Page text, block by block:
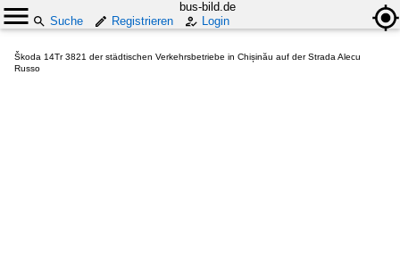
bus-bild.de
Suche
Registrieren Login
Škoda 14Tr 3821 der städtischen Verkehrsbetriebe in Chișinău auf der Strada Alecu
Russo